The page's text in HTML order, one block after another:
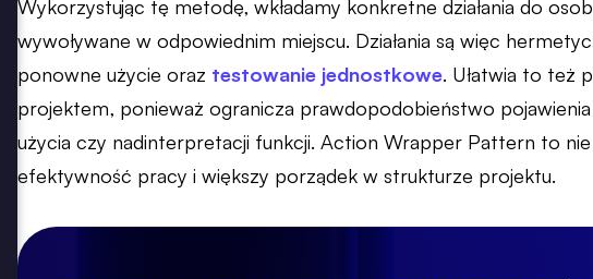
Wykorzystując tę metodę, wkładamy konkretne działania do
wywoływane w odpowiednim miejscu. Działania są więc
ponowne użycie oraz testowanie jednostkowe. Ułatwia to też
projektem, ponieważ ogranicza prawdopodobieństwo
użycia czy nadinterpretacji funkcji. Action Wrapper Pattern to
efektywność pracy i większy porządek w strukturze projektu.